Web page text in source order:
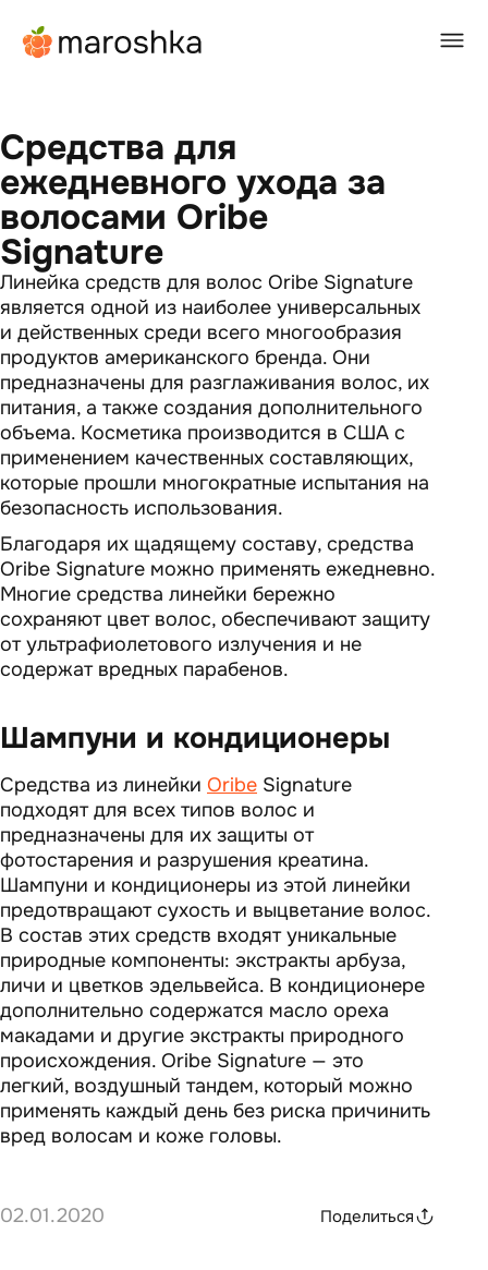
Средства для
ежедневного ухода за
волосами Oribe
Signature
Линейка средств для волос Oribe Signature
является одной из наиболее универсальных
и действенных среди всего многообразия
продуктов американского бренда. Они
предназначены для разглаживания волос, их
питания, а также создания дополнительного
объема. Косметика производится в США с
применением качественных составляющих,
которые прошли многократные испытания на
безопасность использования.
Благодаря их щадящему составу, средства
Oribe Signature можно применять ежедневно.
Многие средства линейки бережно
сохраняют цвет волос, обеспечивают защиту
от ультрафиолетового излучения и не
содержат вредных парабенов.
Шампуни и кондиционеры
Средства из линейки Oribe Signature
подходят для всех типов волос и
предназначены для их защиты от
фотостарения и разрушения креатина.
Шампуни и кондиционеры из этой линейки
предотвращают сухость и выцветание волос.
В состав этих средств входят уникальные
природные компоненты: экстракты арбуза,
личи и цветков эдельвейса. В кондиционере
дополнительно содержатся масло ореха
макадами и другие экстракты природного
происхождения. Oribe Signature — это
легкий, воздушный тандем, который можно
применять каждый день без риска причинить
вред волосам и коже головы.
02.01.2020 Поделиться